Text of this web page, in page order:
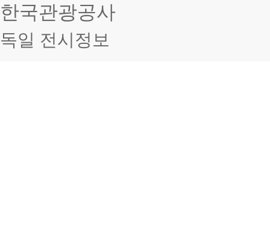
한국관광공사
독일 전시정보